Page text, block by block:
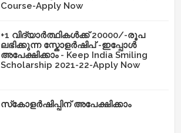
Course-Apply Now
+1 വിദ്യാർത്ഥികൾക്ക് 20000/-രൂപ
ലഭിക്കുന്ന സ്കോളർഷിപ് -ഇപ്പോൾ
അപേക്ഷിക്കാം - Keep India Smiling
Scholarship 2021-22-Apply Now
സ്‌കോളർഷിപ്പിന് അപേക്ഷിക്കാം